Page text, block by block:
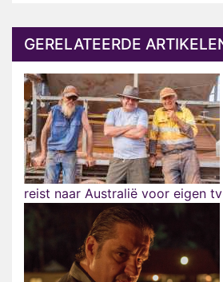
GERELATEERDE
reist naar Australië voor eigen